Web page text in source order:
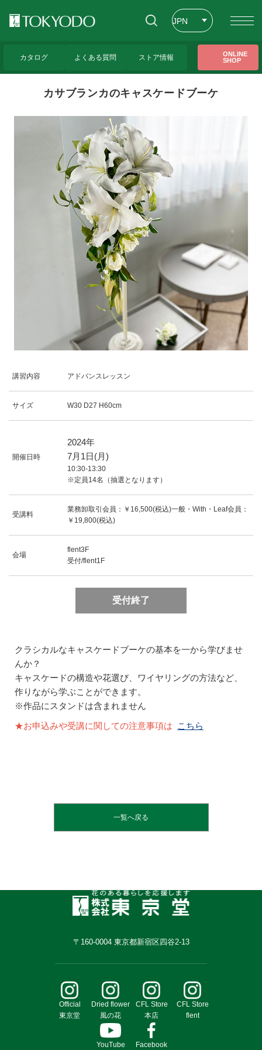
JPN
カタログ よくある質問 ストア情報
ONLINE
SHOP
東京堂レッスンのご紹介(ベーシックフラワーレッスン) >
カサブラン
カのキャスケードブーケ
カサブランカのキャスケードブーケ
講習内容 アドバンスレッスン
サイズ W30 D27 H60cm
開催日時
2024年
7月 1日(月)
10:30-13:30
※定員14名（抽選となります）
受講料
業務卸取引会員：￥16,500(税込)一般・With・Leaf会員：
￥19,800(税込)
会場
flent3F
受付/flent1F
受付終了
クラシカルなキャスケードブーケの基本を一から学びませ
んか？
キャスケードの構造や花選び、ワイヤリングの方法など、
作りながら学ぶことができます。
※作品にスタンドは含まれません
★お申込みや受講に関しての注意事項は
こちら
一覧へ戻る
〒160-0004 東京都新宿区四谷2-13
Official
東京堂
Dried flower
風の花
CFL Store
本店
CFL Store
flent
YouTube Facebook